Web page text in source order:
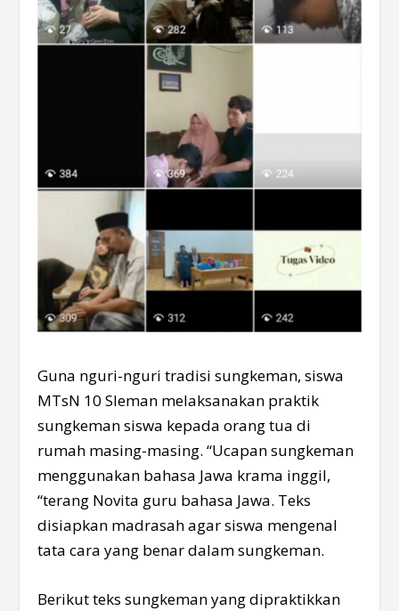
Guna nguri-nguri tradisi sungkeman, siswa
MTsN 10 Sleman melaksanakan praktik
sungkeman siswa kepada orang tua di
rumah masing-masing. “Ucapan sungkeman
menggunakan bahasa Jawa krama inggil,
“terang Novita guru bahasa Jawa. Teks
disiapkan madrasah agar siswa mengenal
tata cara yang benar dalam sungkeman.
Berikut teks sungkeman yang dipraktikkan